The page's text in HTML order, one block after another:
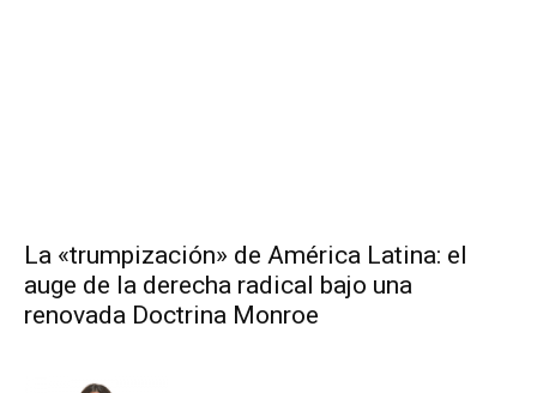
La «trumpización» de América Latina: el
auge de la derecha radical bajo una
renovada Doctrina Monroe